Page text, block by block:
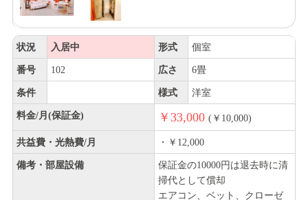
状況 入居中 形式 個室
番号 102 広さ 6畳
条件 様式 洋室
料金/月(保証金) ￥33,000 (￥10,000)
共益費・光熱費/月 ・￥12,000
備考・部屋設備
保証金の10000円は退去時に清
掃代として償却
エアコン、ベット、クローゼ